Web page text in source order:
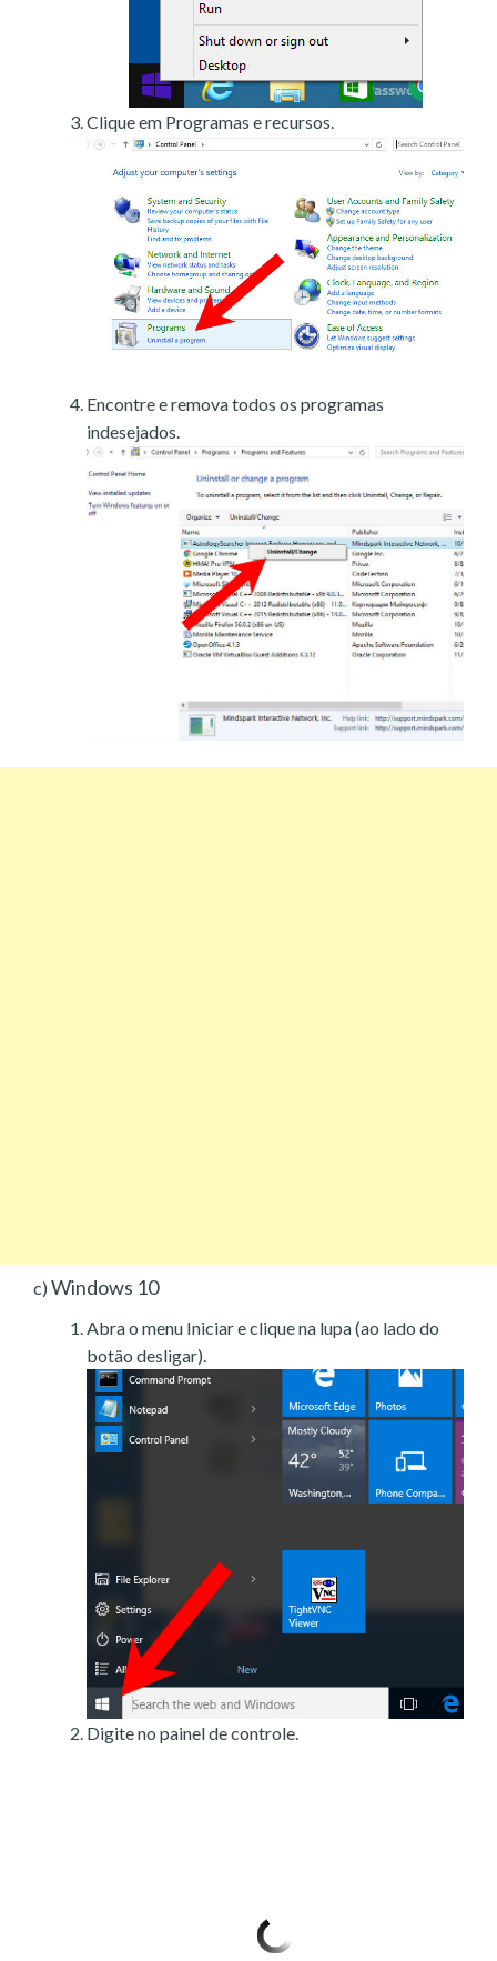
Clique em Programas e recursos.
Encontre e remova todos os programas
indesejados.
c) Windows 10
Abra o menu Iniciar e clique na lupa (ao lado do
botão desligar).
Digite no painel de controle.